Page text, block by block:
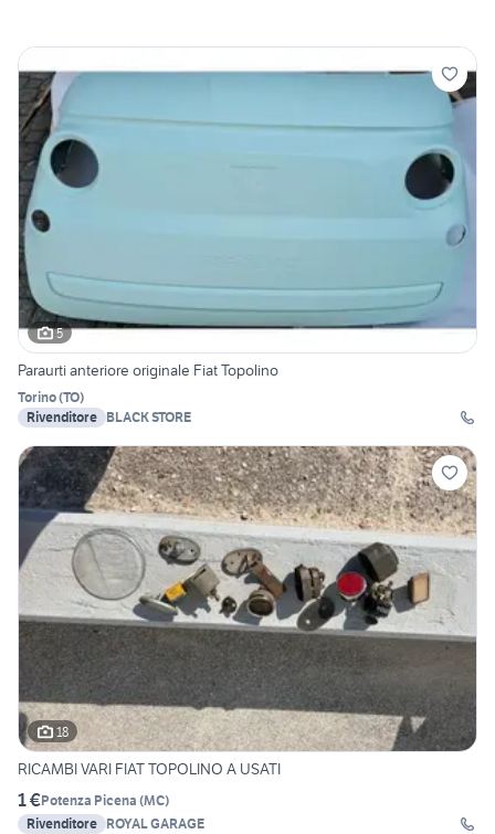
5
Paraurti anteriore originale Fiat Topolino
Torino(TO)
Rivenditore BLACK STORE
18
RICAMBI VARI FIAT TOPOLINO A USATI
1 €Potenza Picena (MC)
Rivenditore ROYAL GARAGE